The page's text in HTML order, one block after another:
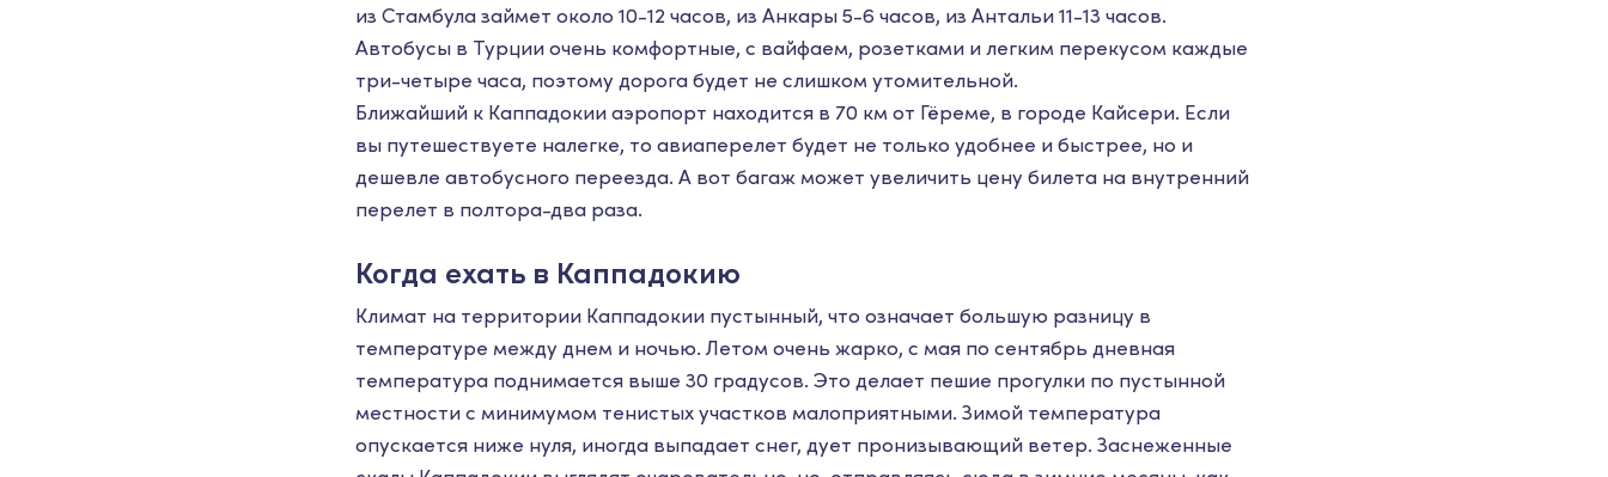
из Стамбула займет около 10-12 часов, из Анкары 5-6 часов, из Антальи 11-13 часов.
Автобусы в Турции очень комфортные, с вайфаем, розетками и легким перекусом каждые
три-четыре часа, поэтому дорога будет не слишком утомительной.
Ближайший к Каппадокии аэропорт находится в 70 км от Гёреме, в городе Кайсери. Если
вы путешествуете налегке, то авиаперелет будет не только удобнее и быстрее, но и
дешевле автобусного переезда. А вот багаж может увеличить цену билета на внутренний
перелет в полтора-два раза.
Когда ехать в Каппадокию
Климат на территории Каппадокии пустынный, что означает большую разницу в
температуре между днем и ночью. Летом очень жарко, с мая по сентябрь дневная
температура поднимается выше 30 градусов. Это делает пешие прогулки по пустынной
местности с минимумом тенистых участков малоприятными. Зимой температура
опускается ниже нуля, иногда выпадает снег, дует пронизывающий ветер. Заснеженные